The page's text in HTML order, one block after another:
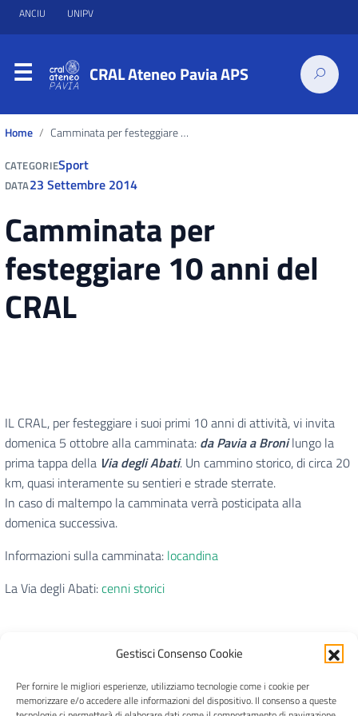
Gestisci Consenso Cookie
Per fornire le migliori esperienze, utilizziamo tecnologie come i cookie per
memorizzare e/o accedere alle informazioni del dispositivo. Il consenso a queste
ANCIU UNIPV
CRAL Ateneo Pavia APS
Home Camminata per festeggiare 10 anni del CRAL
CATEGORIESport
DATA23 Settembre 2014
Camminata per
festeggiare 10 anni del
CRAL
IL CRAL, per festeggiare i suoi primi 10 anni di attività, vi invita
domenica 5 ottobre alla camminata: da Pavia a Bronilungo la
prima tappa della Via degli Abati. Un cammino storico, di circa 20
km, quasi interamente su sentieri e strade sterrate.
In caso di maltempo la camminata verrà posticipata alla
domenica successiva.
Informazioni sulla camminata: locandina
La Via degli Abati:cenni storici
CRAL Ateneo Pavia APS